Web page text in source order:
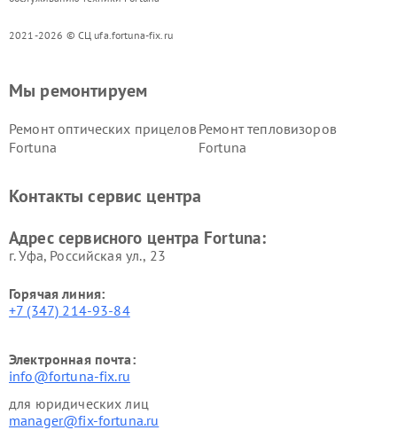
2021-2026 © СЦ ufa.fortuna-fix.ru
Мы ремонтируем
Ремонт оптических прицелов
Fortuna
Ремонт тепловизоров
Fortuna
Контакты сервис центра
Адрес сервисного центра Fortuna:
г. Уфа, Российская ул., 23
Горячая линия:
+7 (347) 214-93-84
Электронная почта:
info@fortuna-fix.ru
для юридических лиц
manager@fix-fortuna.ru